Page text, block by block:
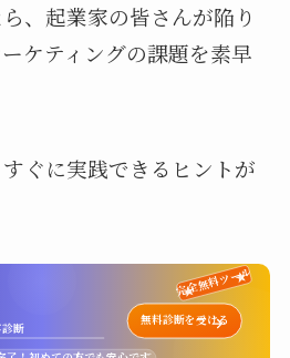
、起業家の皆さんが陥り
ケティングの課題を素早
ぐに実践できるヒントが
断
無料診断を受ける
完全無料ツール